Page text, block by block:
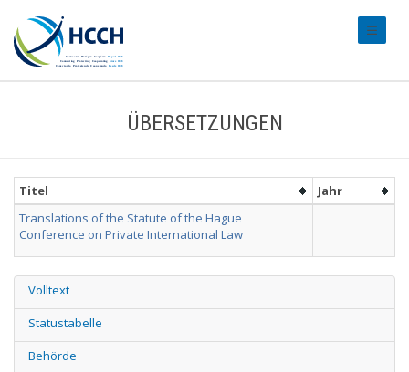
ÜBERSETZUNGEN
Titel
Jahr
Translations of the Statute of the Hague
Conference on Private International Law
Volltext
Statustabelle
Behörde